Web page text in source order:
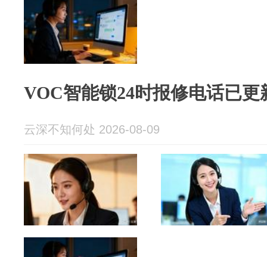
VOC智能锁24时报修电话已更
云深不知何处 2026-08-09